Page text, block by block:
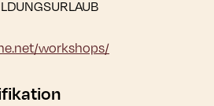
workshops/